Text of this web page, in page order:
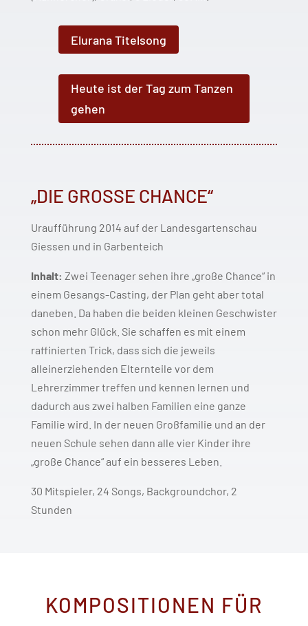
Elurana Titelsong
Heute ist der Tag zum Tanzen
gehen
„DIE GROSSE CHANCE“
Uraufführung 2014 auf der Landesgartenschau
Giessen und in Garbenteich
Inhalt: Zwei Teenager sehen ihre „große Chance“ in
einem Gesangs-Casting, der Plan geht aber total
daneben. Da haben die beiden kleinen Geschwister
schon mehr Glück. Sie schaffen es mit einem
raffinierten Trick, dass sich die jeweils
alleinerziehenden Elternteile vor dem
Lehrerzimmer treffen und kennen lernen und
dadurch aus zwei halben Familien eine ganze
Familie wird. In der neuen Großfamilie und an der
neuen Schule sehen dann alle vier Kinder ihre
„große Chance“ auf ein besseres Leben.
30 Mitspieler, 24 Songs, Backgroundchor, 2
Stunden
KOMPOSITIONEN FÜR